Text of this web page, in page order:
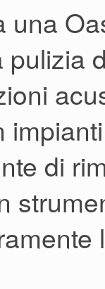
una
pulizia
di